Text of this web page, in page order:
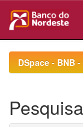
navigationDSpace - BNB